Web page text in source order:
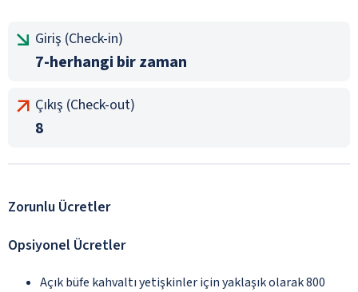
Giriş (Check-in)
7-herhangi bir zaman
Çıkış (Check-out)
8
Zorunlu Ücretler
Opsiyonel Ücretler
Açık büfe kahvaltı yetişkinler için yaklaşık olarak 800